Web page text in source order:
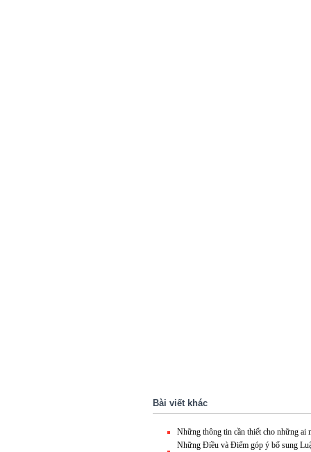
Bài viết khác
Những thông tin cần thiết cho những ai
Những Điều và Điểm góp ý bổ sung